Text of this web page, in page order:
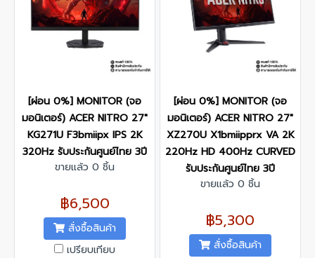
[ผ่อน 0%] MONITOR (จอ
มอนิเตอร์) ACER NITRO 27"
KG271U F3bmiipx IPS 2K
320Hz รับประกันศูนย์ไทย 3ปี
ขายแล้ว 0 ชิ้น
฿6,500
สั่งซื้อสินค้า
เปรียบเทียบ
[ผ่อน 0%] MONITOR (จอ
มอนิเตอร์) ACER NITRO 27"
XZ270U X1bmiipprx VA 2K
220Hz HD 400Hz CURVED
รับประกันศูนย์ไทย 3ปี
ขายแล้ว 0 ชิ้น
฿5,300
สั่งซื้อสินค้า